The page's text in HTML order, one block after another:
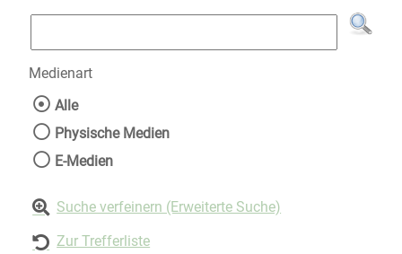
Medienart
Wählen Sie die Medienart nach der Sie
Alle
Physische Medien
E-Medien
Suche verfeinern (Erweiterte Suche)
Zur Trefferliste